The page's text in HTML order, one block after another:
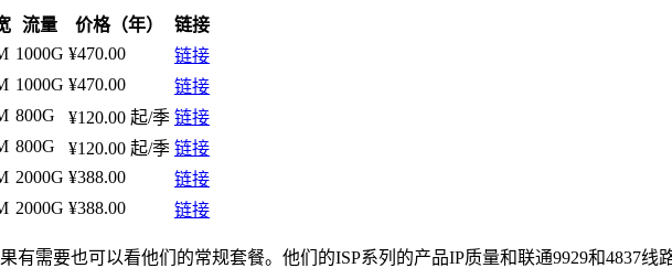
流量 价格（年）
链接
1000G ¥470.00
链接
1000G ¥470.00
链接
800G ¥120.00 起/季 链接
800G ¥120.00 起/季 链接
2000G ¥388.00
链接
2000G ¥388.00 链接
有需要也可以看他们的常规套餐。他们的ISP系列的产品IP质量和联通9929和4837线